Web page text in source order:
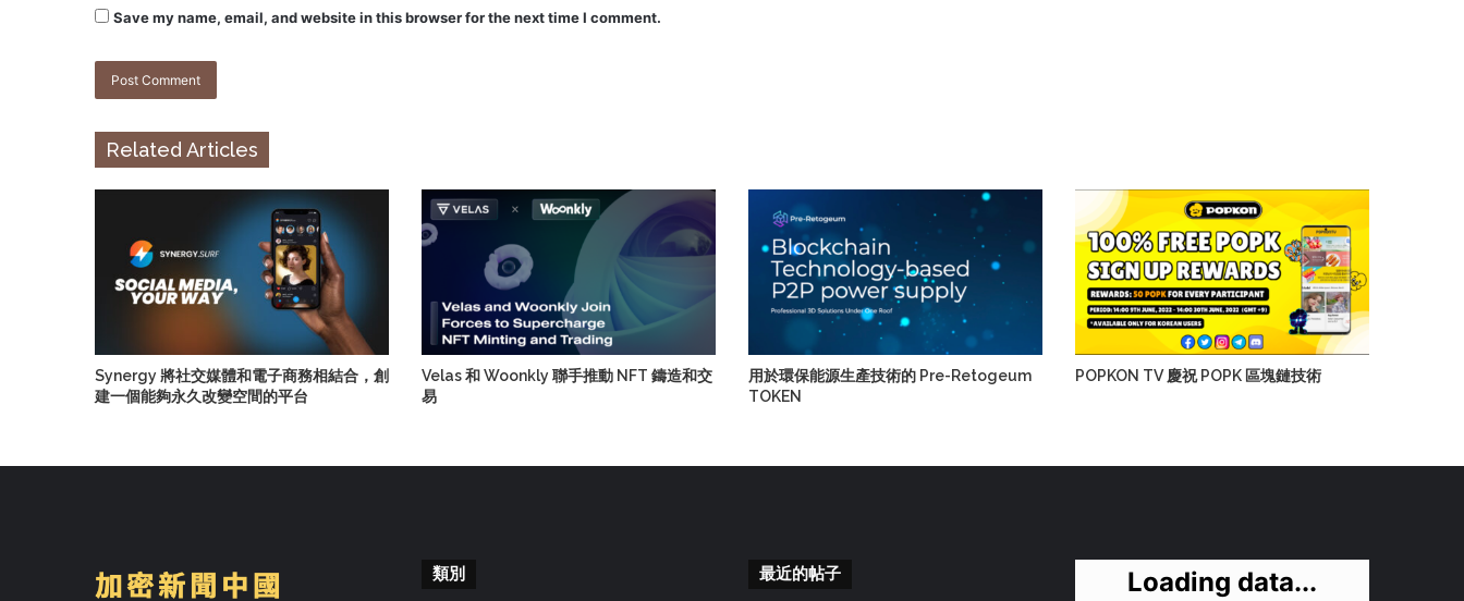
Save my name, email, and website in this browser for the next time I comment.
Related Articles
Synergy 將社交媒體和電子商務相結合，創
建一個能夠永久改變空間的平台
Velas 和 Woonkly 聯手推動 NFT 鑄造和交
易
用於環保能源生產技術的 Pre-Retogeum
TOKEN
POPKON TV 慶祝 POPK 區塊鏈技術
類別 最近的帖子 Loading data...